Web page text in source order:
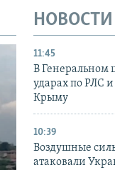
НОВОСТИ
11:45
В Генеральном
ударах по РЛС
Крыму
10:39
Воздушные
атаковали